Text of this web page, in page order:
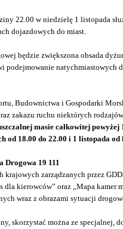
22.00 w niedzielę 1 listopada
dojazdowych do miast.
będzie zwiększona obsada
natychmiastowych
Budownictwa i Gospodarki
zakazu ruchu niektórych
masie całkowitej powyżej
od 18.00 do 22.00 i 1 listopada od
Drogowa 19 111
zarządzanych przez
dla kierowców” oraz „Mapa
wraz z obrazami sytuacji
skorzystać można ze specjalnej,